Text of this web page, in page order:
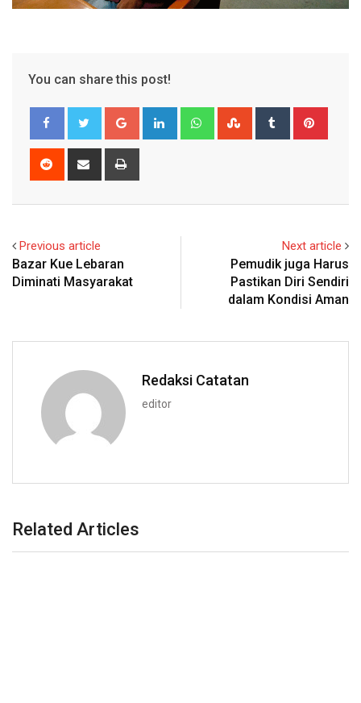
You can share this post!
Google+ LinkedIn WhatsappStumbleUpon
Tumblr
Reddit
Share
Previous article
Bazar Kue Lebaran
Diminati Masyarakat
Next article
Pemudik juga Harus
Pastikan Diri Sendiri
dalam Kondisi Aman
Redaksi Catatan
editor
Related Articles